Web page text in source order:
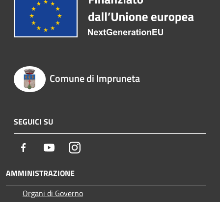
Comune di Impruneta
SEGUICI SU
Facebook YoutubeInstagram
AMMINISTRAZIONE
Organi di Governo